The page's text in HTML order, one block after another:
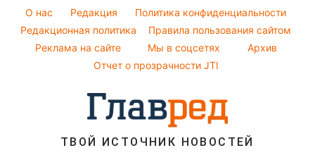
Настя Каменских
Виталий Козловский
Потап
Советы от Андре Тана
Новости Сум
Новости Тернополя
Новости Черкассы
Новости Одессы
Оптические иллюзии
Народные приметы
Все о шоу-бизнесе
O нас Редакция
Политика конфиденциальности
Редакционная политика
Правила пользования сайтом
Реклама на сайте
Мы в соцсетях
Архив
Отчет о прозрачности JTI
ТВОЙ ИСТОЧНИК НОВОСТЕЙ